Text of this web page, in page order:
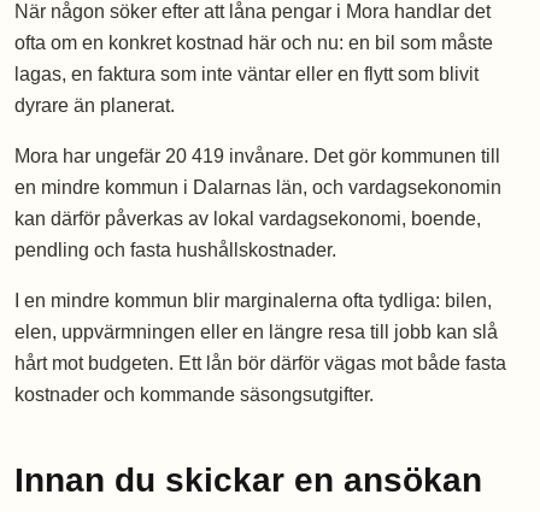
När någon söker efter att låna pengar i Mora handlar det
ofta om en konkret kostnad här och nu: en bil som måste
lagas, en faktura som inte väntar eller en flytt som blivit
dyrare än planerat.
Mora har ungefär 20 419 invånare. Det gör kommunen till
en mindre kommun i Dalarnas län, och vardagsekonomin
kan därför påverkas av lokal vardagsekonomi, boende,
pendling och fasta hushållskostnader.
I en mindre kommun blir marginalerna ofta tydliga: bilen,
elen, uppvärmningen eller en längre resa till jobb kan slå
hårt mot budgeten. Ett lån bör därför vägas mot både fasta
kostnader och kommande säsongsutgifter.
Innan du skickar en ansökan